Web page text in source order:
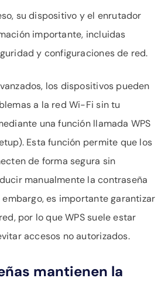
su dispositivo y el enrutador
importante, incluidas
y configuraciones de red.
los dispositivos pueden
a la red Wi-Fi sin tu
una función llamada WPS
Esta función permite que los
de forma segura sin
manualmente la contraseña
es importante garantizar
por lo que WPS suele estar
accesos no autorizados.
mantienen la